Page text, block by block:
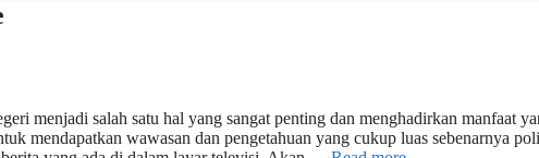
menjadi salah satu hal yang sangat penting dan menghadirkan manfaat
mendapatkan wawasan dan pengetahuan yang cukup luas sebenarnya